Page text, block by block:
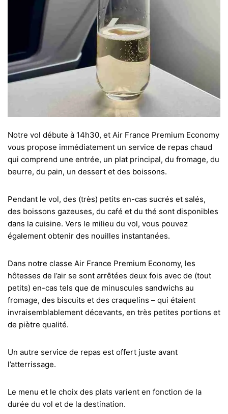
Notre vol débute à 14h30, et Air France Premium Economy
vous propose immédiatement un service de repas chaud
qui comprend une entrée, un plat principal, du fromage, du
beurre, du pain, un dessert et des boissons.
Pendant le vol, des (très) petits en-cas sucrés et salés,
des boissons gazeuses, du café et du thé sont disponibles
dans la cuisine. Vers le milieu du vol, vous pouvez
également obtenir des nouilles instantanées.
Dans notre classe Air France Premium Economy, les
hôtesses de l’air se sont arrêtées deux fois avec de (tout
petits) en-cas tels que de minuscules sandwichs au
fromage, des biscuits et des craquelins – qui étaient
invraisemblablement décevants, en très petites portions et
de piètre qualité.
Un autre service de repas est offert juste avant
l’atterrissage.
Le menu et le choix des plats varient en fonction de la
durée du vol et de la destination.